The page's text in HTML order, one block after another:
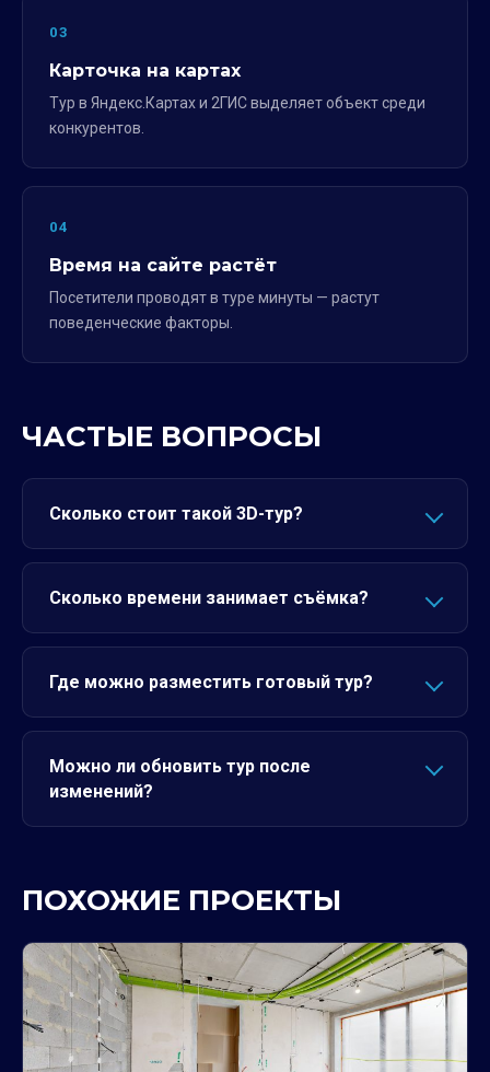
03
Карточка на картах
Тур в Яндекс.Картах и 2ГИС выделяет объект среди
конкурентов.
04
Время на сайте растёт
Посетители проводят в туре минуты — растут
поведенческие факторы.
ЧАСТЫЕ ВОПРОСЫ
Сколько стоит такой 3D-тур?
Сколько времени занимает съёмка?
Где можно разместить готовый тур?
Можно ли обновить тур после
изменений?
ПОХОЖИЕ ПРОЕКТЫ